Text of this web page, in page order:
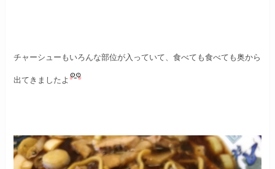
チャーシューもいろんな部位が入っていて、食べても食べても奥から
出てきましたよ